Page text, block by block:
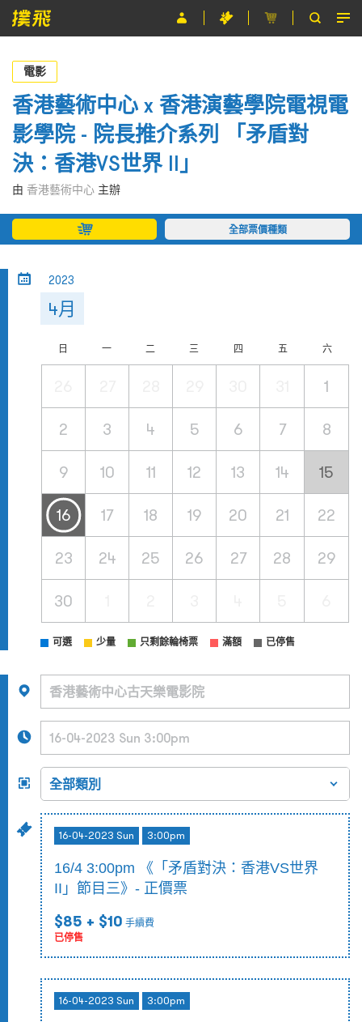
節目
主辦單位
關於撲飛
條款及細則
電影
香港藝術中心 x 香港演藝學院電視電
影學院 - 院長推介系列 「矛盾對
決：香港VS世界 II」
由 香港藝術中心 主辦
全部票價種類
2023
4月
日 一 二 三 四 五 六
1
2 3 4 5 6 7 8
9 10 11 12 13 14 15
16 17 18 19 20 21 22
23 24 25 26 27 28 29
30
可選 少量 只剩餘輪椅票 滿額 已停售
16-04-2023 Sun 3:00pm
16/4 3:00pm 《「矛盾對決：香港VS世界
II」節目三》- 正價票
$85 + $10 手續費
已停售
16-04-2023 Sun 3:00pm